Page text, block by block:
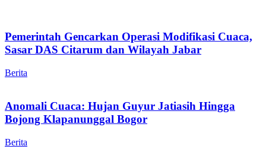
Pemerintah Gencarkan Operasi Modifikasi Cuaca,
Sasar DAS Citarum dan Wilayah Jabar
Berita
Anomali Cuaca: Hujan Guyur Jatiasih Hingga
Bojong Klapanunggal Bogor
Berita